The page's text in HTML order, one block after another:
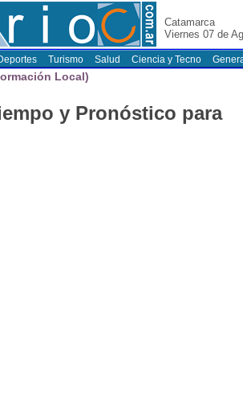
Catamarca
Viernes 07 de
Turismo Salud Ciencia y Tecno
Local)
y Pronóstico para